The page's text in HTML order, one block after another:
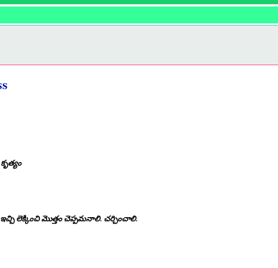
లెక్కించి మొత్తం చెప్పమనాలి. చర్చించాలి.